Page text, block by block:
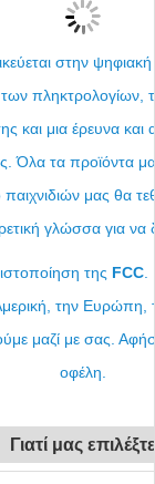
στην
πληκτρολογίων,
και μια έρευνα
Όλα τα προϊόντα
μας θα
γλώσσα για
της FCC.
την Ευρώπη,
μαζί με σας.
οφέλη.
Γιατί μας επιλέξτε